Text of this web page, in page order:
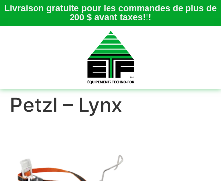
Livraison gratuite pour les commandes de plus de
200 $ avant taxes!!!
Petzl – Lynx